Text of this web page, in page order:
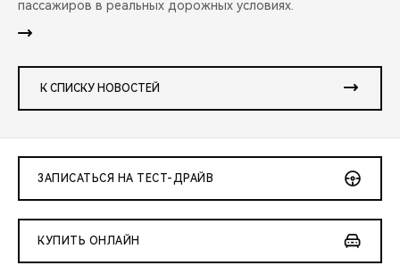
пассажиров в реальных дорожных условиях.
К СПИСКУ НОВОСТЕЙ
ЗАПИСАТЬСЯ НА ТЕСТ-ДРАЙВ
КУПИТЬ ОНЛАЙН